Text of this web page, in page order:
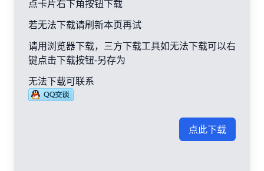
点卡片右下角按钮下载
若无法下载请刷新本页再试
请用浏览器下载，三方下载工具如无法下载可以右
键点击下载按钮-另存为
无法下载可联系
点此下载